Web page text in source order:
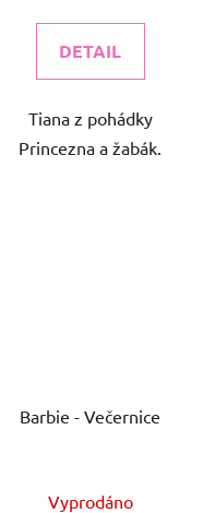
DETAIL
Tiana z pohádky
Princezna a žabák.
Barbie - Večernice
Vyprodáno